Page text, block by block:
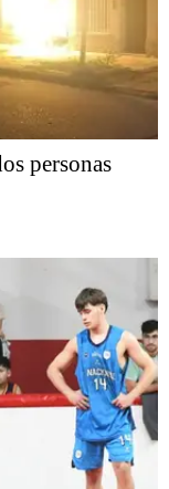
personas